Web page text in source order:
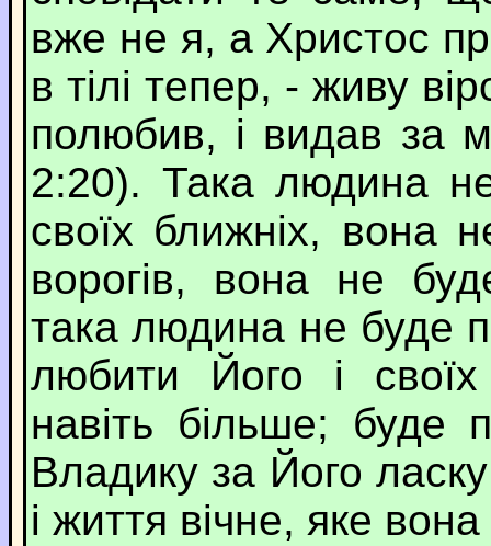
вже не я, а Христос
в тілі тепер, - живу
полюбив, і видав за
2:20). Така людина
своїх ближніх, вона
ворогів, вона не
така людина не буде
любити Його і
навіть більше; буде
Владику за Його
і життя вічне, яке